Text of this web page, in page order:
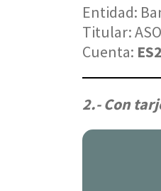
Entidad:
Titular:
Cuenta:
2.- Con